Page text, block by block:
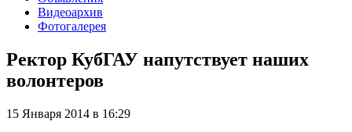
Видеоархив
Фотогалерея
Ректор КубГАУ напутствует наших
волонтеров
15 Января 2014 в 16:29